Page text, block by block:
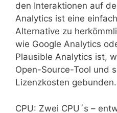
den Interaktionen auf
Analytics ist eine
Alternative zu
wie Google Analytics
Plausible Analytics ist,
Open-Source-Tool und
Lizenzkosten gebunden.
CPU: Zwei CPU´s –